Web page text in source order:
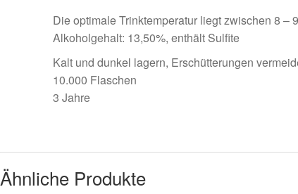
Die optimale Trinktemperatur liegt zwischen 8 –
Alkoholgehalt: 13,50%, enthält Sulfite
Kalt und dunkel lagern, Erschütterungen
10.000 Flaschen
3 Jahre
Ähnliche Produkte